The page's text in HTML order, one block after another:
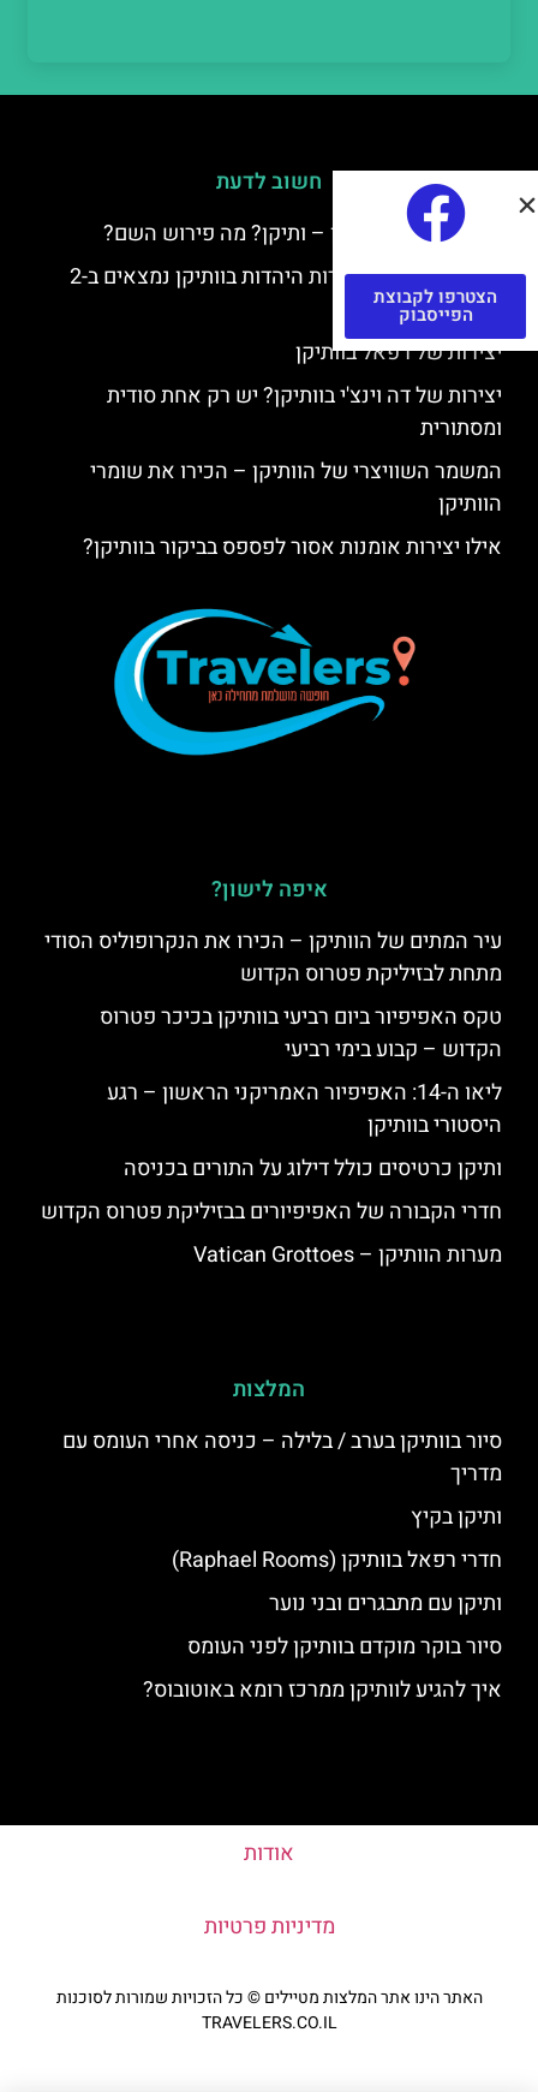
חשוב לדעת
למה קוראים לוותיקן – ותיקן? מה פירוש השם?
כתב יד ותיקן – אוצרות היהדות בוותיקן נמצאים ב-2
כתבי יד עתיקים
יצירות של רפאל בוותיקן
יצירות של דה וינצ'י בוותיקן? יש רק אחת סודית
ומסתורית
המשמר השוויצרי של הוותיקן – הכירו את שומרי
הוותיקן
אילו יצירות אומנות אסור לפספס בביקור בוותיקן?
איפה לישון?
עיר המתים של הוותיקן – הכירו את הנקרופוליס הסודי
מתחת לבזיליקת פטרוס הקדוש
טקס האפיפיור ביום רביעי בוותיקן בכיכר פטרוס
הקדוש – קבוע בימי רביעי
ליאו ה-14: האפיפיור האמריקני הראשון – רגע
היסטורי בוותיקן
ותיקן כרטיסים כולל דילוג על התורים בכניסה
חדרי הקבורה של האפיפיורים בבזיליקת פטרוס הקדוש
מערות הוותיקן – Vatican Grottoes
המלצות
סיור בוותיקן בערב / בלילה – כניסה אחרי העומס עם
מדריך
ותיקן בקיץ
חדרי רפאל בוותיקן (Raphael Rooms)
ותיקן עם מתבגרים ובני נוער
סיור בוקר מוקדם בוותיקן לפני העומס
איך להגיע לוותיקן ממרכז רומא באוטובוס?
אודות
מדיניות פרטיות
האתר הינו אתר המלצות מטיילים © כל הזכויות שמורות לסוכנות
TRAVELERS.CO.IL
הצטרפו לקבוצת
הפייסבוק